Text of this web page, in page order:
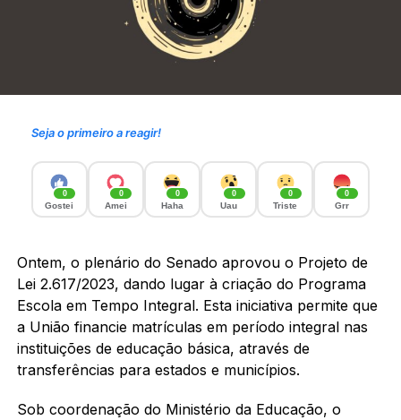
Seja o primeiro a reagir!
0
Gostei
0
Amei
0
Haha
0
Uau
0
Triste
0
Grr
Ontem, o plenário do Senado aprovou o Projeto de
Lei 2.617/2023, dando lugar à criação do Programa
Escola em Tempo Integral. Esta iniciativa permite que
a União financie matrículas em período integral nas
instituições de educação básica, através de
transferências para estados e municípios.
Sob coordenação do Ministério da Educação, o